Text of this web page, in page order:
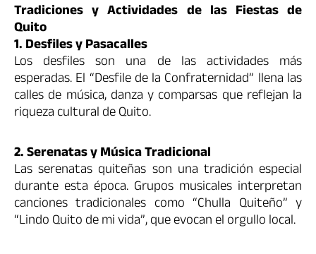
Tradiciones y Actividades de las Fiestas de
Quito
1. Desfiles y Pasacalles
Los desfiles son una de las actividades más
esperadas. El “Desfile de la Confraternidad” llena las
calles de música, danza y comparsas que reflejan la
riqueza cultural de Quito.
2. Serenatas y Música Tradicional
Las serenatas quiteñas son una tradición especial
durante esta época. Grupos musicales interpretan
canciones tradicionales como “Chulla Quiteño” y
“Lindo Quito de mi vida”, que evocan el orgullo local.